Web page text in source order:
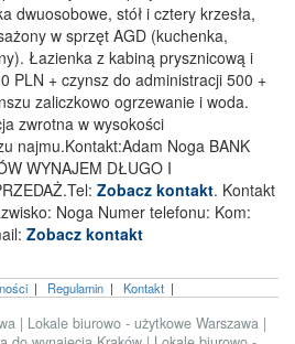
dwuosobowe, stół i cztery krzesła,
w sprzęt AGD (kuchenka,
Łazienka z kabiną prysznicową i
PLN + czynsz do administracji 500 +
zaliczkowo ogrzewanie i woda.
zwrotna w wysokości
najmu.Kontakt:Adam Noga BANK
WYNAJEM DŁUGO I
Zobacz kontakt. Kontakt
Noga Numer telefonu: Kom:
Zobacz kontakt
| Regulamin| Kontakt|
| Lokale biurowo - użytkowe Warszawa |